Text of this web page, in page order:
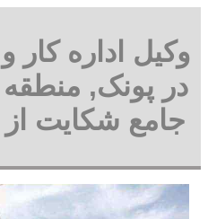
وکیل اداره کار
در پونک,
جامع شکایت از